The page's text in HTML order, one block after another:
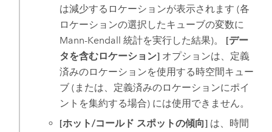
は減少するロケーションが表示されます (各
ロケーションの選択したキューブの変数に
Mann-Kendall 統計を実行した結果)。 [デー
タを含むロケーション] オプションは、定義
済みのロケーションを使用する時空間キュー
ブ (または、定義済みのロケーションにポイ
ントを集約する場合) には使用できません。
[ホット/コールド スポットの傾向] は、時間